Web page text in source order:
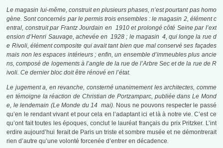
Le magasin lui-même, construit en plusieurs phases, n’est pourtant pas homo
gène. Sont concernés par le permis trois ensembles : le magasin 2, élément c
entral, construit par Frantz Jourdain en 1910 et prolongé côté Seine par l’ext
ension d’Henri Sauvage, achevée en 1928 ; le magasin 4, qui longe la rue d
e Rivoli, élément composite qui avait tant bien que mal conservé ses façades
mais non les espaces intérieurs ; enfin, un ensemble d’immeubles plus ancie
ns, composé de logements à l’angle de la rue de l’Arbre Sec et de la rue de R
ivoli. Ce dernier bloc doit être rénové en l’état.
Le jugement a, en revanche, consterné unanimement les architectes, comme
en témoigne la réaction de Christian de Portzamparc, publiée dans Le Mond
e, le lendemain (Le Monde du 14 mai). Nous ne pouvons respecter le passé
qu’en le rendant vivant et pour cela en l’adaptant ici et là à notre vie. C’est ce
qu’ont fait toutes les époques, conclut le lauréat français du prix Pritzker. L’int
erdire aujourd’hui ferait de Paris un triste et sombre musée et ne démontrerait
rien d’autre qu’une volonté forcenée d’entrer en décadence.